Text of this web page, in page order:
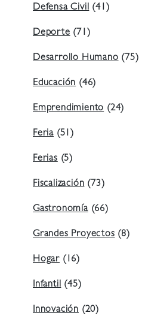
Defensa Civil (41)
Deporte (71)
Desarrollo Humano (75)
Educación (46)
Emprendimiento (24)
Feria (51)
Ferias (5)
Fiscalización (73)
Gastronomía(66)
Grandes Proyectos (8)
Hogar (16)
Infantil (45)
Innovación (20)